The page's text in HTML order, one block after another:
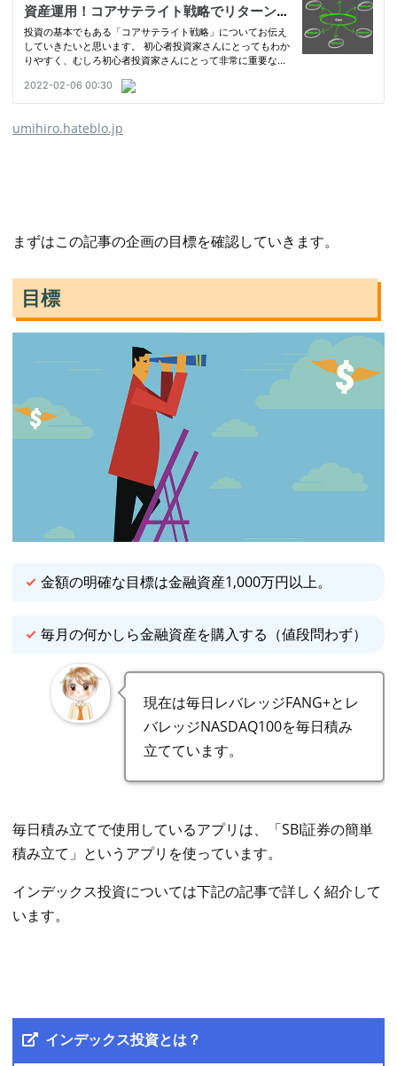
umihiro.hateblo.jp
まずはこの記事の企画の目標を確認していきます。
目標
金額の明確な目標は金融資産1,000万円以上。
毎月の何かしら金融資産を購入する（値段問わず）
現在は毎日レバレッジFANG+とレ
バレッジNASDAQ100を毎日積み
立てています。
毎日積み立てで使用しているアプリは、「SBI証券の簡単
積み立て」というアプリを使っています。
インデックス投資については下記の記事で詳しく紹介して
います。
インデックス投資とは？